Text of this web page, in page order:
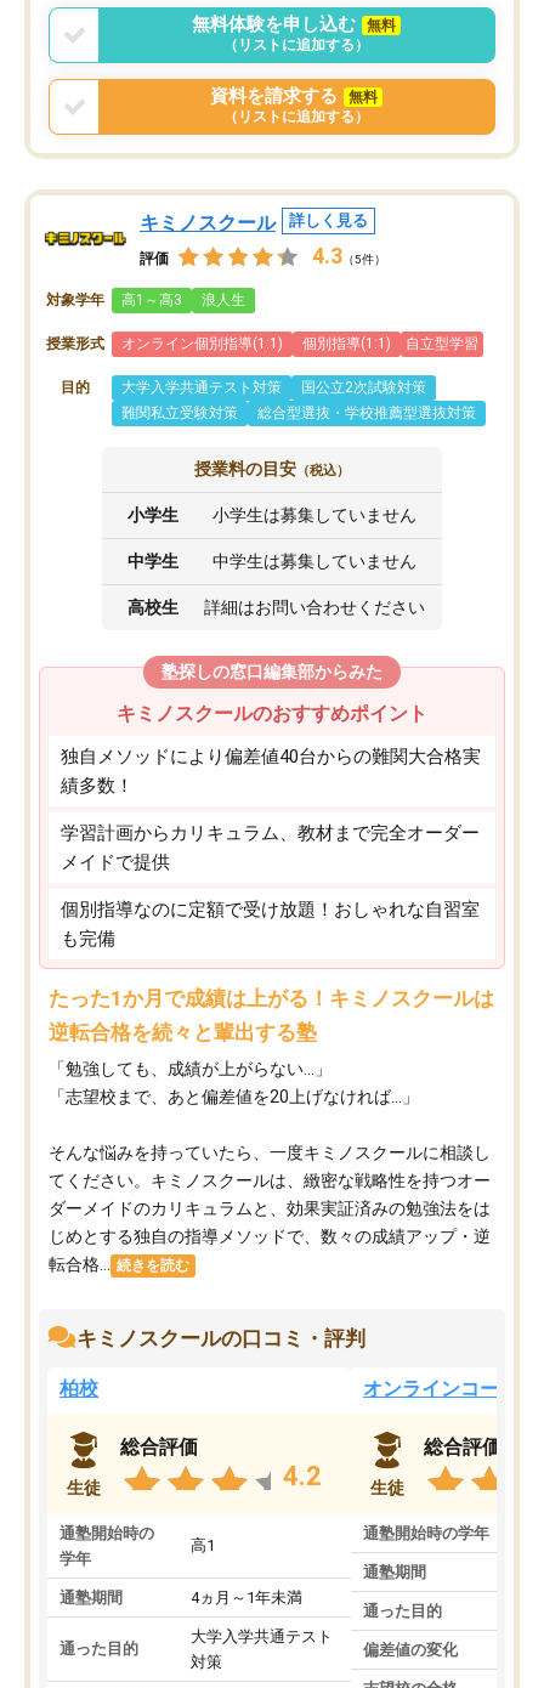
言う事で講師変更の申し出があり、あ
まりに短期での変更だった為、塾に通
う事にして退会しました。遅れも取り
戻せ、授業内容や講師の方は良かった
と思います。
無料体験を申し込む
無料
（リストに追加する）
資料を請求する
無料
（リストに追加する）
キミノスクール 詳しく見る
評価 4.3 （5件）
対象学年 高1～高3 浪人生
授業形式 オンライン個別指導(1:1) 個別指導(1:1) 自立型学習
目的 大学入学共通テスト対策
国公立2次試験対策
難関私立受験対策
総合型選抜・学校推薦型選抜対策
授業料の目安 （税込）
小学生 小学生は募集していません
中学生 中学生は募集していません
高校生 詳細はお問い合わせください
塾探しの窓口編集部からみた
キミノスクールのおすすめポイント
独自メソッドにより偏差値40台からの難関大合格実
績多数！
学習計画からカリキュラム、教材まで完全オーダー
メイドで提供
個別指導なのに定額で受け放題！おしゃれな自習室
も完備
たった1か月で成績は上がる！キミノスクールは
逆転合格を続々と輩出する塾
「勉強しても、成績が上がらない…」
「志望校まで、あと偏差値を20上げなければ…」
そんな悩みを持っていたら、一度キミノスクールに相談し
てください。キミノスクールは、緻密な戦略性を持つオー
ダーメイドのカリキュラムと、効果実証済みの勉強法をは
じめとする独自の指導メソッドで、数々の成績アップ・逆
転合格...
続きを読む
キミノスクールの口コミ・評判
柏校
生徒
総合評価
4.2
通塾開始時の
学年
高1
通塾期間 4ヵ月～1年未満
通った目的
大学入学共通テスト
対策
オンラインコース
生徒
総合評価
通塾開始時の学年
通塾期間
通った目的
偏差値の変化